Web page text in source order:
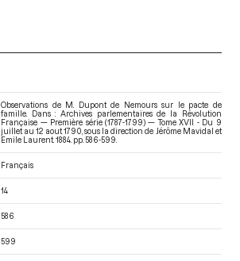
Observations de M. Dupont de Nemours sur le pacte de
famille. Dans : Archives parlementaires de la Révolution
Française — Première série (1787-1799) — Tome XVII - Du 9
juillet au 12 aout 1790 , sous la direction de Jérôme Mavidal et
Emile Laurent. 1884. pp. 586-599.
Français
14
586
599